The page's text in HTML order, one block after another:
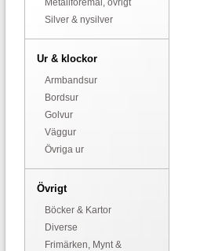
Metallföremål, övrigt
Silver & nysilver
Ur & klockor
Armbandsur
Bordsur
Golvur
Väggur
Övriga ur
Övrigt
Böcker & Kartor
Diverse
Frimärken, Mynt &